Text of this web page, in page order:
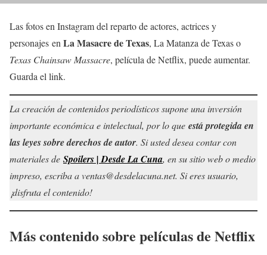
Las fotos en Instagram del reparto de actores, actrices y
personajes en La Masacre de Texas, La Matanza de Texas o
Texas Chainsaw Massacre, película de Netflix, puede aumentar.
Guarda el link.
La creación de contenidos periodísticos supone una inversión
importante económica e intelectual, por lo que está protegida en
las leyes sobre derechos de autor. Si usted desea contar con
materiales de Spoilers | Desde La Cuna, en su sitio web o medio
impreso, escriba a ventas@desdelacuna.net. Si eres usuario,
¡disfruta el contenido!
Más contenido sobre películas de Netflix